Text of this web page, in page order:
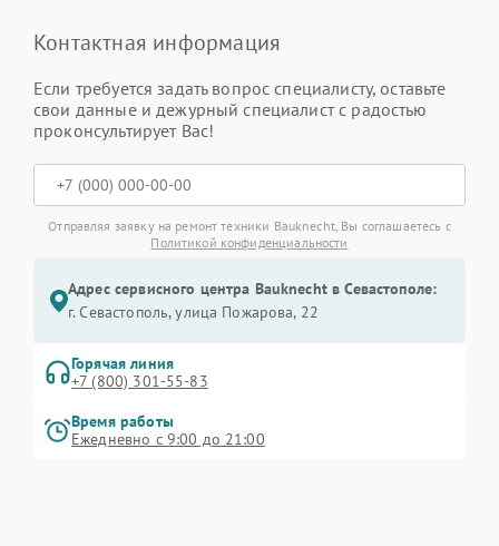
Контактная информация
Если требуется задать вопрос специалисту, оставьте
свои данные и дежурный специалист с радостью
проконсультирует Вас!
Отправляя заявку на ремонт техники Bauknecht, Вы соглашаетесь с
Политикой конфиденциальности
Адрес сервисного центра Bauknecht в Севастополе:
г. Севастополь, улица Пожарова, 22
Горячая линия
+7 (800) 301-55-83
Время работы
Ежедневно с 9:00 до 21:00